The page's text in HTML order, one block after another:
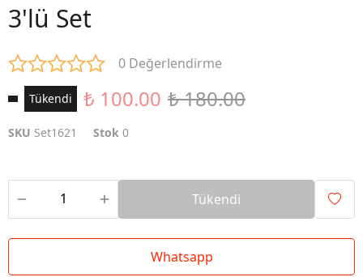
3'lü Set
0 Değerlendirme
Tükendi ₺ 100.00 ₺ 180.00
SKU Set1621 Stok 0
Tükendi
Whatsapp